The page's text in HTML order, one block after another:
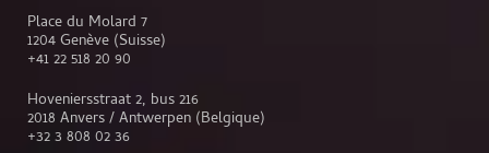
Place du Molard 7
1204 Genève (Suisse)
+41 22 518 20 90
Hoveniersstraat 2, bus 216
2018 Anvers / Antwerpen (Belgique)
+32 3 808 02 36